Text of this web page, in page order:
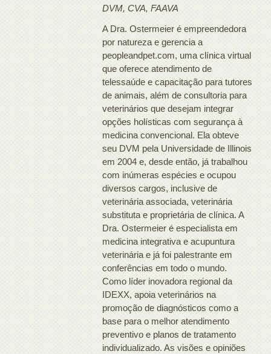
DVM, CVA, FAAVA
A Dra. Ostermeier é empreendedora
por natureza e gerencia a
peopleandpet.com, uma clínica virtual
que oferece atendimento de
telessaúde e capacitação para tutores
de animais, além de consultoria para
veterinários que desejam integrar
opções holísticas com segurança à
medicina convencional. Ela obteve
seu DVM pela Universidade de Illinois
em 2004 e, desde então, já trabalhou
com inúmeras espécies e ocupou
diversos cargos, inclusive de
veterinária associada, veterinária
substituta e proprietária de clínica. A
Dra. Ostermeier é especialista em
medicina integrativa e acupuntura
veterinária e já foi palestrante em
conferências em todo o mundo.
Como líder inovadora regional da
IDEXX, apoia veterinários na
promoção de diagnósticos como a
base para o melhor atendimento
preventivo e planos de tratamento
individualizado. As visões e opiniões